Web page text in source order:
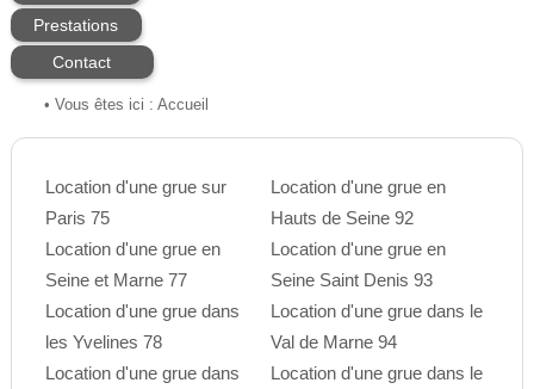
Prestations
Contact
• Vous êtes ici : Accueil
Location d'une grue sur
Paris 75
Location d'une grue en
Seine et Marne 77
Location d'une grue dans
les Yvelines 78
Location d'une grue dans
Location d'une grue en
Hauts de Seine 92
Location d'une grue en
Seine Saint Denis 93
Location d'une grue dans le
Val de Marne 94
Location d'une grue dans le